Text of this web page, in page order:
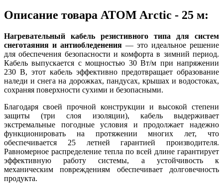
Описание товара ATOM Arctic - 25 м:
Нагревательный кабель резистивного типа для систем
снеготаяния и антиобледенения — это идеальное решение
для обеспечения безопасности и комфорта в зимний период.
Кабель выпускается с мощностью 30 Вт/м при напряжении
230 В, этот кабель эффективно предотвращает образование
наледи и снега на дорожках, пандусах, крышах и водостоках,
сохраняя поверхности сухими и безопасными.
Благодаря своей прочной конструкции и высокой степени
защиты (три слоя изоляции), кабель выдерживает
экстремальные погодные условия и продолжает надежно
функционировать на протяжении многих лет, что
обеспечивается 25 летней гарантией производителя.
Равномерное распределение тепла по всей длине гарантирует
эффективную работу системы, а устойчивость к
механическим повреждениям обеспечивает долговечность
продукта.